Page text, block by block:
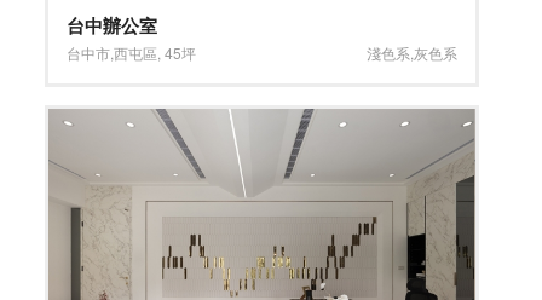
台中辦公室
台中市,西屯區 ,45坪 淺色系 灰色系